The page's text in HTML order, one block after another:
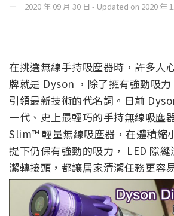
2020 年 09 月 30 日 - Updated on 2020 年
在挑選無線手持吸塵器時，許多人
牌就是 Dyson ，除了擁有強勁吸
引領最新技術的代名詞。日前
一代、史上最輕巧的手持無線吸
Slim™ 輕量無線吸塵器，在體積縮
提下仍保有強勁的吸力， LED 隙
潔轉接頭，都讓居家清潔任務更容